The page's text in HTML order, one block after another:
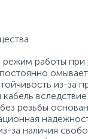
работы при
постоянно
из-за
резьбы
за наличия